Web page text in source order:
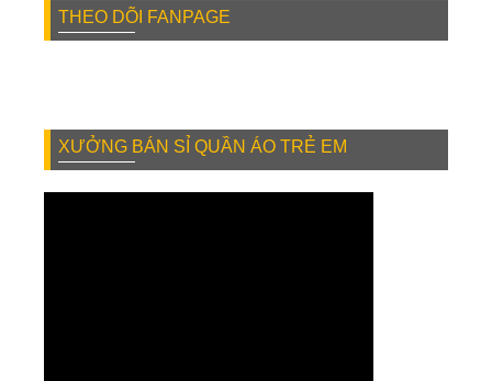
THEO DÕI FANPAGE
XƯỞNG BÁN SỈ QUẦN ÁO TRẺ EM